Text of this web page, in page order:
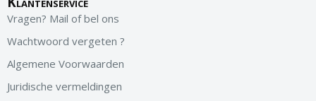
Vragen? Mail of bel ons
Wachtwoord vergeten ?
Algemene Voorwaarden
Juridische vermeldingen